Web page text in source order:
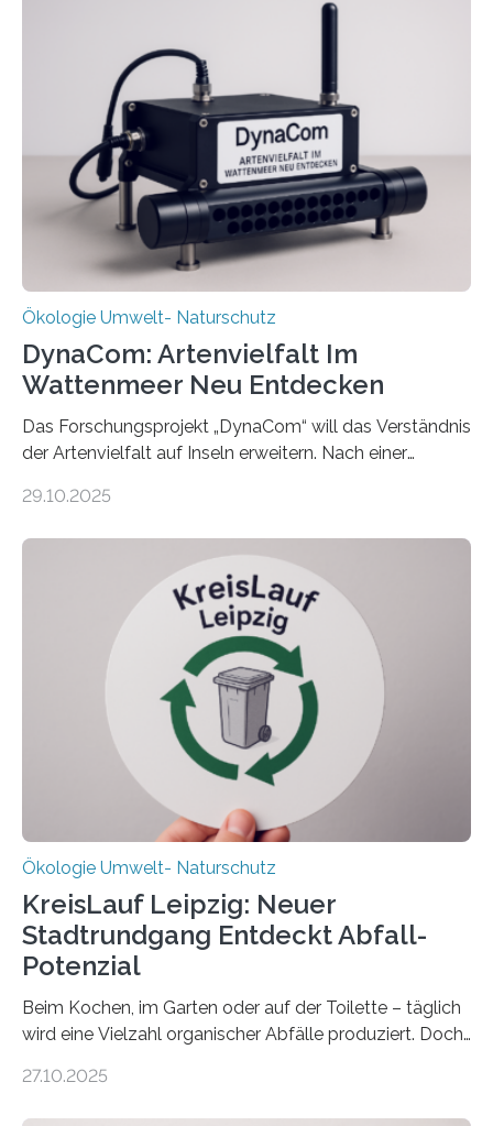
Ökologie Umwelt- Naturschutz
DynaCom: Artenvielfalt Im
Wattenmeer Neu Entdecken
Das Forschungsprojekt „DynaCom“ will das Verständnis
der Artenvielfalt auf Inseln erweitern. Nach einer
Beobachtungen im Wattenmeer ist nun eine große
Oldenburg befassen sich insbesondere damit, wie ein
Ökosystem gedeiht – und wie sich dieser Prozess
verlässlich prognostizieren lässt. Grünes Licht für
„DynaCom“: Die Deutsche Forschungsgemeinschaft
(DFG) fördert das Anfang 2019 gestartete
Forschungsprojekt an der Universität Oldenburg für
zwei weitere Jahre mit rund 1,2 Millionen Euro. „Wir
freuen uns sehr über…
29.10.2025
Ökologie Umwelt- Naturschutz
KreisLauf Leipzig: Neuer
Stadtrundgang Entdeckt Abfall-
Potenzial
Beim Kochen, im Garten oder auf der Toilette – täglich
wird eine Vielzahl organischer Abfälle produziert. Doch
Potenzial nur dann entfalten können, wenn sie in
27.10.2025